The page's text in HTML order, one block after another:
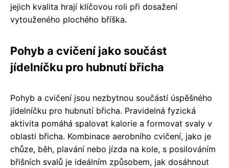
jejich kvalita hrají klíčovou roli při dosažení
vytouženého plochého bříška.
Pohyb a cvičení jako součást
jídelníčku pro hubnutí břicha
Pohyb a cvičení jsou nezbytnou součástí úspěšného
jídelníčku pro hubnutí břicha. Pravidelná fyzická
aktivita pomáhá spalovat kalorie a formovat svaly v
oblasti břicha. Kombinace aerobního cvičení, jako je
chůze, běh, plavání nebo jízda na kole, s posilováním
břišních svalů je ideálním způsobem, jak dosáhnout